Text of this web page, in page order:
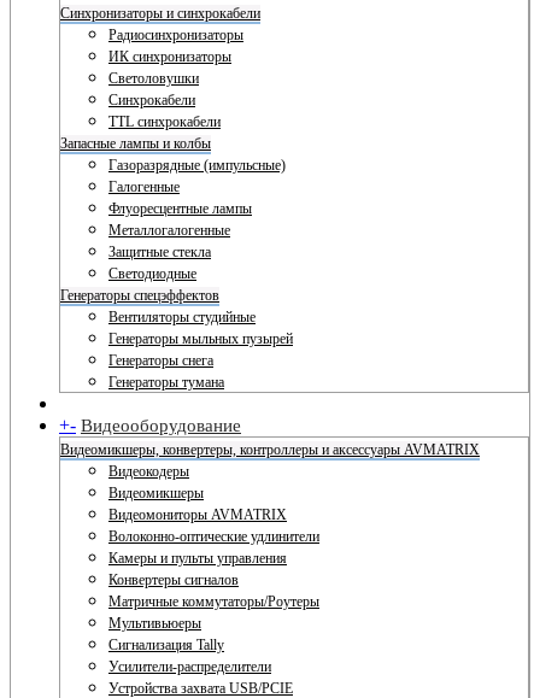
Синхронизаторы и синхрокабели
Радиосинхронизаторы
ИК синхронизаторы
Светоловушки
Синхрокабели
TTL синхрокабели
Запасные лампы и колбы
Газоразрядные (импульсные)
Галогенные
Флуоресцентные лампы
Металлогалогенные
Защитные стекла
Светодиодные
Генераторы спецэффектов
Вентиляторы студийные
Генераторы мыльных пузырей
Генераторы снега
Генераторы тумана
+- Видеооборудование
Видеомикшеры, конвертеры, контроллеры и аксессуары AVMATRIX
Видеокодеры
Видеомикшеры
Видеомониторы AVMATRIX
Волоконно-оптические удлинители
Камеры и пульты управления
Конвертеры сигналов
Матричные коммутаторы/Роутеры
Мультивьюеры
Сигнализация Tally
Усилители-распределители
Устройства захвата USB/PCIE